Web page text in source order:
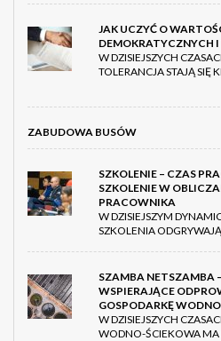
JAK UCZYĆ O
DEMOKRATYCZNYCH
W DZISIEJSZYCH
TOLERANCJA STAJĄ SIĘ
ZABUDOWA BUSÓW
SZKOLENIE – CZAS
SZKOLENIE W
PRACOWNIKA
W DZISIEJSZYM
SZKOLENIA
SZAMBA NETSZAMBA
WSPIERAJĄCE
GOSPODARKĘ
W DZISIEJSZYCH
WODNO-ŚCIEKOWA